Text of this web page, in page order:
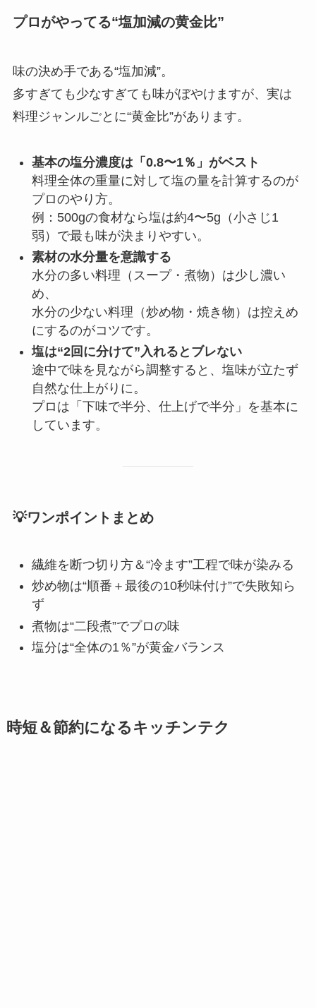
プロがやってる“塩加減の黄金比”
味の決め手である“塩加減”。
多すぎても少なすぎても味がぼやけますが、実は
料理ジャンルごとに“黄金比”があります。
基本の塩分濃度は「0.8〜1％」がベスト
料理全体の重量に対して塩の量を計算するのが
プロのやり方。
例：500gの食材なら塩は約4〜5g（小さじ1
弱）で最も味が決まりやすい。
素材の水分量を意識する
水分の多い料理（スープ・煮物）は少し濃い
め、
水分の少ない料理（炒め物・焼き物）は控えめ
にするのがコツです。
塩は“2回に分けて”入れるとブレない
途中で味を見ながら調整すると、塩味が立たず
自然な仕上がりに。
プロは「下味で半分、仕上げで半分」を基本に
しています。
💡ワンポイントまとめ
繊維を断つ切り方＆“冷ます”工程で味が染みる
炒め物は“順番＋最後の10秒味付け”で失敗知ら
ず
煮物は“二段煮”でプロの味
塩分は“全体の1％”が黄金バランス
時短＆節約になるキッチンテク